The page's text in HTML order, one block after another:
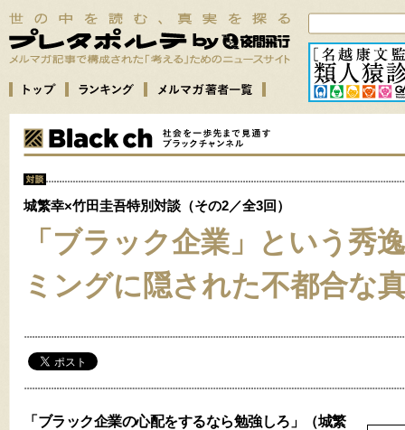
城繁幸×竹田圭吾特別対談（その2／全3回）
「ブラック企業」という秀
ミングに隠された不都合な
「ブラック企業の心配をするなら勉強しろ」（城繁